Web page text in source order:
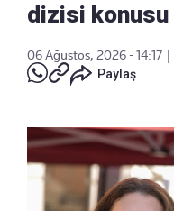
dizisi konusu
06 Ağustos, 2026 - 14:17
Paylaş